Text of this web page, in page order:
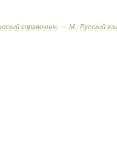
справочник. — М : Русский